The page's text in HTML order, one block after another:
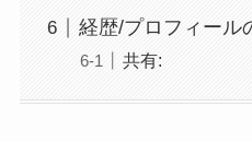
経歴/プロフィール
共有: